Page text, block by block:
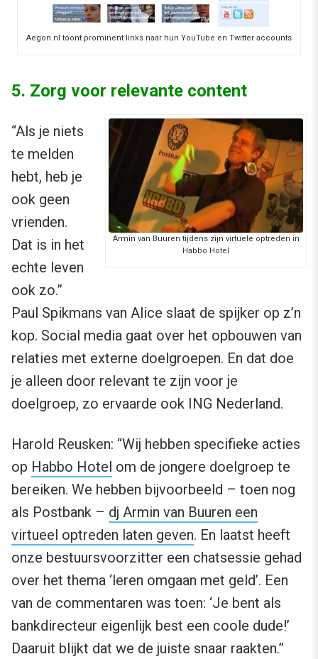
Aegon.nl toont prominent links naar hun YouTube en Twitter accounts
5. Zorg voor relevante content
Armin van Buuren tijdens zijn virtuele optreden in
Habbo Hotel
“Als je niets
te melden
hebt, heb je
ook geen
vrienden.
Dat is in het
echte leven
ook zo.”
Paul Spikmans van Alice slaat de spijker op z’n
kop. Social media gaat over het opbouwen van
relaties met externe doelgroepen. En dat doe
je alleen door relevant te zijn voor je
doelgroep, zo ervaarde ook ING Nederland.
Harold Reusken: “Wij hebben specifieke acties
op Habbo Hotel om de jongere doelgroep te
bereiken. We hebben bijvoorbeeld – toen nog
als Postbank – dj Armin van Buuren een
virtueel optreden laten geven. En laatst heeft
onze bestuursvoorzitter een chatsessie gehad
over het thema ‘leren omgaan met geld’. Een
van de commentaren was toen: ‘Je bent als
bankdirecteur eigenlijk best een coole dude!’
Daaruit blijkt dat we de juiste snaar raakten.”